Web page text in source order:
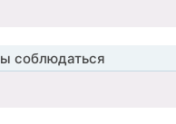
соблюдаться